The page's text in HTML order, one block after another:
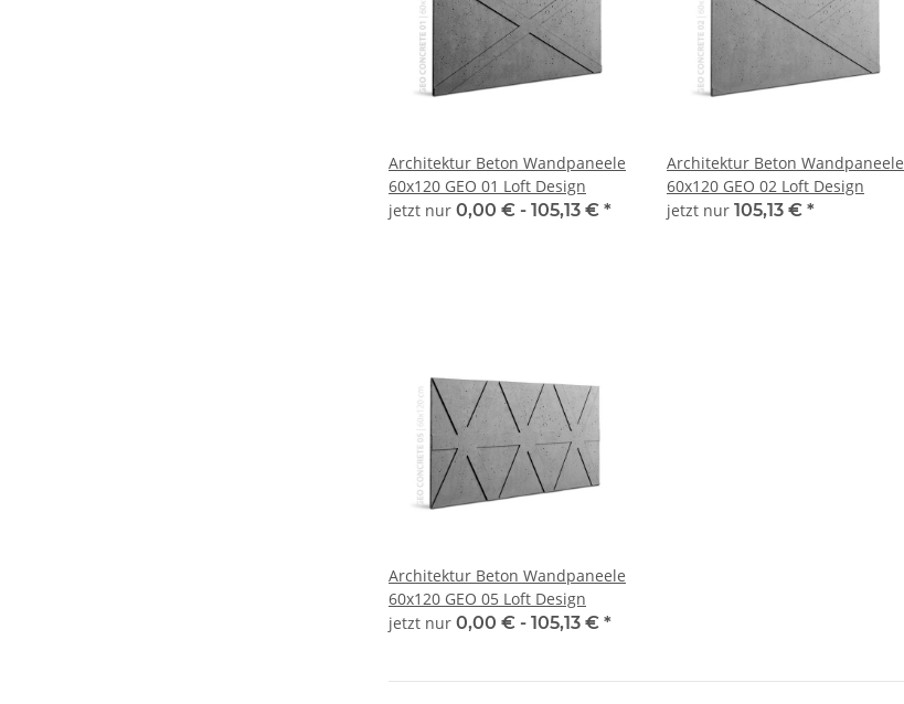
Architektur Beton Wandpaneele
60x120 GEO 01 Loft Design
jetzt nur 0,00 € - 105,13 € *
Architektur Beton Wandpaneele
60x120 GEO 02 Loft Design
jetzt nur 105,13 € *
Architektur Beton Wandpaneele
60x120 GEO 05 Loft Design
jetzt nur 0,00 € - 105,13 € *